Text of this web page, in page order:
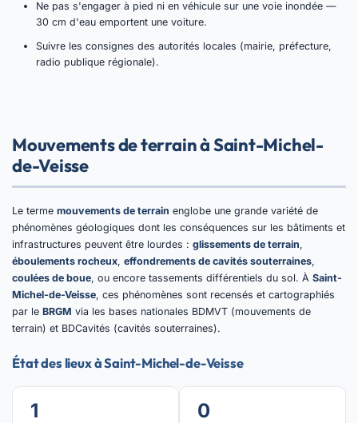
Ne pas s'engager à pied ni en véhicule sur une voie inondée —
30 cm d'eau emportent une voiture.
Suivre les consignes des autorités locales (mairie, préfecture,
radio publique régionale).
Mouvements de terrain à Saint-Michel-
de-Veisse
Le terme mouvements de terrain englobe une grande variété de
phénomènes géologiques dont les conséquences sur les bâtiments et
infrastructures peuvent être lourdes : glissements de terrain,
éboulements rocheux, effondrements de cavités souterraines,
coulées de boue, ou encore tassements différentiels du sol. À Saint-
Michel-de-Veisse, ces phénomènes sont recensés et cartographiés
par le BRGM via les bases nationales BDMVT (mouvements de
terrain) et BDCavités (cavités souterraines).
État des lieux à Saint-Michel-de-Veisse
1 0